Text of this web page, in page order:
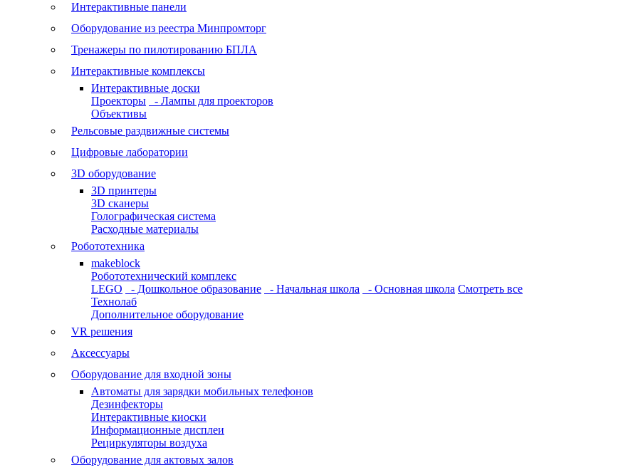
Интерактивные панели
Оборудование из реестра Минпромторг
Тренажеры по пилотированию БПЛА
Интерактивные комплексы
Интерактивные доски
Проекторы
- Лампы для проекторов
Объективы
Рельсовые раздвижные системы
Цифровые лаборатории
3D оборудование
3D принтеры
3D сканеры
Голографическая система
Расходные материалы
Робототехника
makeblock
Робототехнический комплекс
LEGO
- Дошкольное образование - Начальная школа - Основная школа Смотреть все
Технолаб
Дополнительное оборудование
VR решения
Аксессуары
Оборудование для входной зоны
Автоматы для зарядки мобильных телефонов
Дезинфекторы
Интерактивные киоски
Информационные дисплеи
Рециркуляторы воздуха
Оборудование для актовых залов